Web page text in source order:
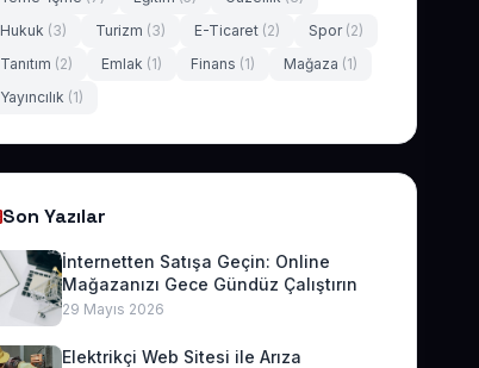
Hukuk (3) Turizm (3) E-Ticaret (2) Spor (2)
Tanıtım (2) Emlak (1) Finans (1) Mağaza (1)
Yayıncılık (1)
Son Yazılar
İnternetten Satışa Geçin: Online
Mağazanızı Gece Gündüz Çalıştırın
29 Mayıs 2026
Elektrikçi Web Sitesi ile Arıza